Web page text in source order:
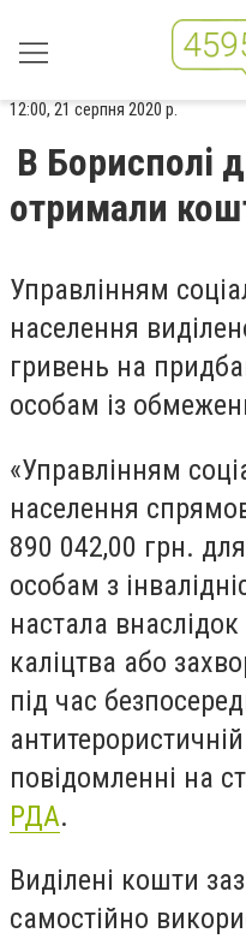
12:00, 21 серпня 2020 р.
В Борисполі
отримали
Управлінням
населення
гривень на
особам із
«Управлінням
населення
890 042,00 грн.
особам з
настала внаслідок
каліцтва або
під час
повідомленні на
РДА.
Виділені кошти
самостійно